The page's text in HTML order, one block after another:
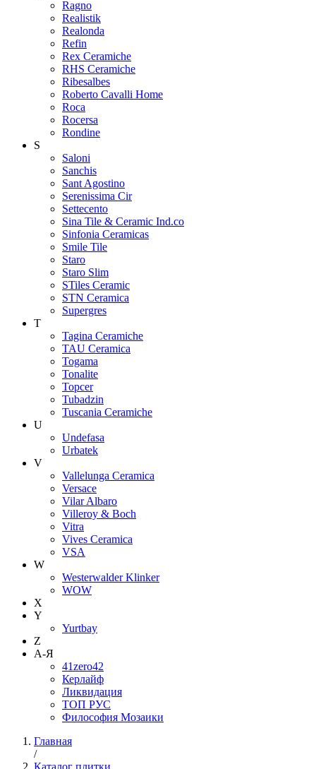
Ragno
Realistik
Realonda
Refin
Rex Ceramiche
RHS Ceramiche
Ribesalbes
Roberto Cavalli Home
Roca
Rocersa
Rondine
S
Saloni
Sanchis
Sant Agostino
Serenissima Cir
Settecento
Sina Tile & Ceramic Ind.co
Sinfonia Ceramicas
Smile Tile
Staro
Staro Slim
STiles Ceramic
STN Ceramica
Supergres
T
Tagina Ceramiche
TAU Ceramica
Togama
Tonalite
Topcer
Tubadzin
Tuscania Ceramiche
U
Undefasa
Urbatek
V
Vallelunga Ceramica
Versace
Vilar Albaro
Villeroy & Boch
Vitra
Vives Ceramica
VSA
W
Westerwalder Klinker
WOW
X
Y
Yurtbay
Z
А-Я
41zero42
Керлайф
Ликвидация
ТОП РУС
Философия Мозаики
Главная
/
Каталог плитки